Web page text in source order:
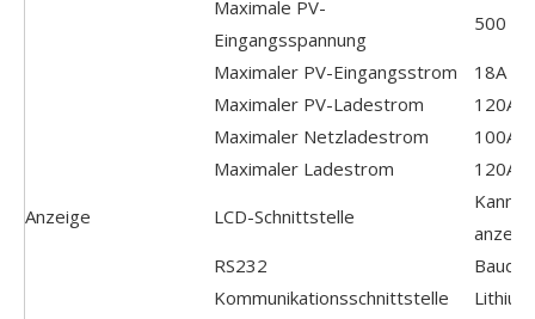
Maximale PV-
Eingangsspannung
500
Maximaler PV-Eingangsstrom
18A
Maximaler PV-Ladestrom
120A
Maximaler Netzladestrom
100A
Maximaler Ladestrom
120A
Anzeige
LCD-Schnittstelle
Kann
RS232
Kommunikationsschnittstelle